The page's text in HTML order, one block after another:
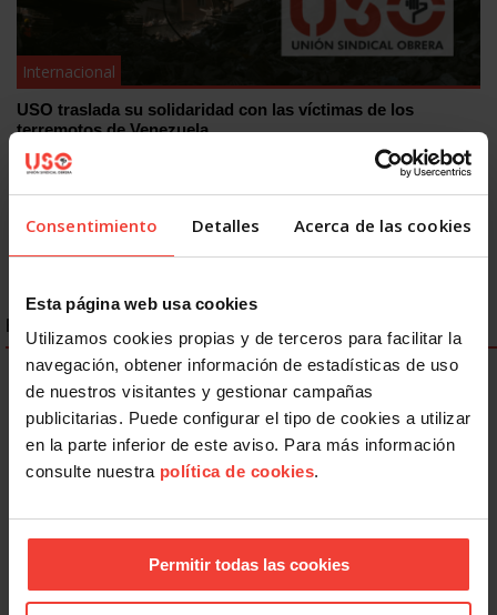
Consentimiento Detalles Acerca de las cookies
Esta página web usa cookies
Utilizamos cookies propias y de terceros para facilitar la
navegación, obtener información de estadísticas de uso
de nuestros visitantes y gestionar campañas
publicitarias. Puede configurar el tipo de cookies a utilizar
en la parte inferior de este aviso. Para más información
consulte nuestra política de cookies.
Permitir todas las cookies
Internacional
USO traslada su solidaridad con las víctimas de los
terremotos de Venezuela
9 JULIO, 2026
ENLACES DESTACADOS